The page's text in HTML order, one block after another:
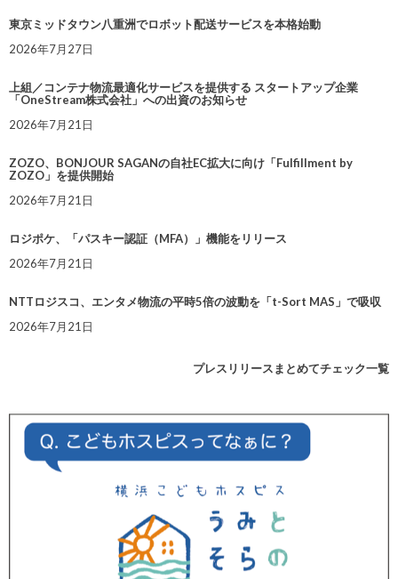
東京ミッドタウン八重洲でロボット配送サービスを本格始動
2026年7月27日
上組／コンテナ物流最適化サービスを提供する スタートアップ企業
「OneStream株式会社」への出資のお知らせ
2026年7月21日
ZOZO、BONJOUR SAGANの自社EC拡大に向け「Fulfillment by
ZOZO」を提供開始
2026年7月21日
ロジポケ、「パスキー認証（MFA）」機能をリリース
2026年7月21日
NTTロジスコ、エンタメ物流の平時5倍の波動を「t-Sort MAS」で吸収
2026年7月21日
プレスリリースまとめてチェック一覧